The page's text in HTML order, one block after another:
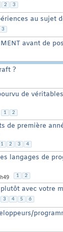
2 3
au sujet
3
avant de
?
de
1 2
de première
1 2 3 4
langages de
1 2
avec votre
3 4 5 6